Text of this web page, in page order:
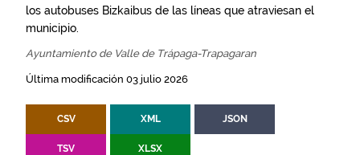
los autobuses Bizkaibus de las líneas que atraviesan el
municipio.
Ayuntamiento de Valle de Trápaga-Trapagaran
Última modificación 03 julio 2026
CSV XML JSON
TSV XLSX